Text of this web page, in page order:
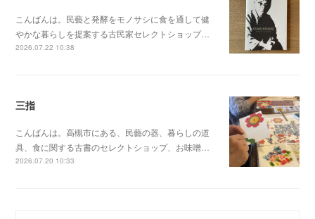
こんばんは。民藝と発酵をモノサシに食を通して健
やかな暮らしを提案する古民家セレクトショップ…
2026.07.22 10:38
三指
こんばんは。高槻市にある、民藝の器、暮らしの道
具、食に関する古書のセレクトショップ、お味噌…
2026.07.20 10:33